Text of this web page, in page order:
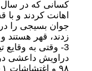
اهانت کردند و
جوان بسیجی را
زدند، قهر هستند